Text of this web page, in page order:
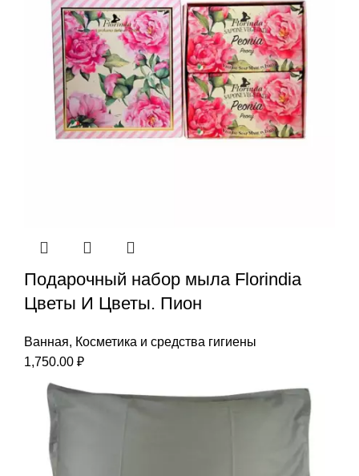
Подарочный набор мыла Florindia
Цветы И Цветы. Пион
Ванная, Косметика и средства гигиены
1,750.00 ₽